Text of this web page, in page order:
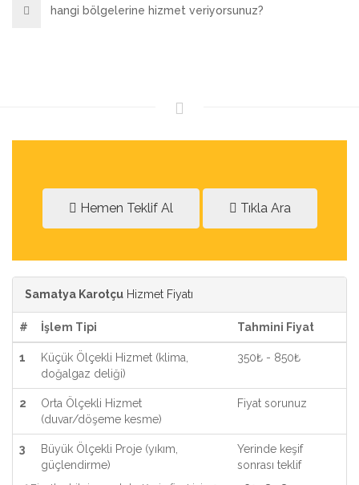
hangi bölgelerine hizmet veriyorsunuz?
Hemen Teklif Al Tıkla Ara
Samatya Karotçu Hizmet Fiyatı
# İşlem Tipi Tahmini Fiyat
1
Küçük Ölçekli Hizmet (klima,
doğalgaz deliği)
350₺ - 850₺
2
Orta Ölçekli Hizmet
(duvar/döşeme kesme)
Fiyat sorunuz
3
Büyük Ölçekli Proje (yıkım,
güçlendirme)
Yerinde keşif
sonrası teklif